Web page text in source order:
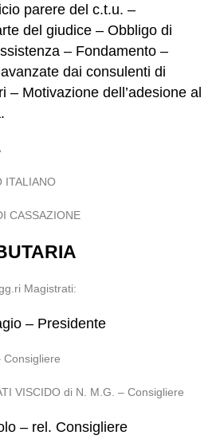
parere del c.t.u. –
del giudice – Obbligo di
– Fondamento –
dai consulenti di
– Motivazione dell’adesione al
ITALIANO
CASSAZIONE
Magistrati:
– Presidente
Consigliere
VISCIDO di N. M.G. – Consigliere
– rel. Consigliere